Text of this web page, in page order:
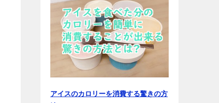
アイスのカロリーを消費する驚きの方